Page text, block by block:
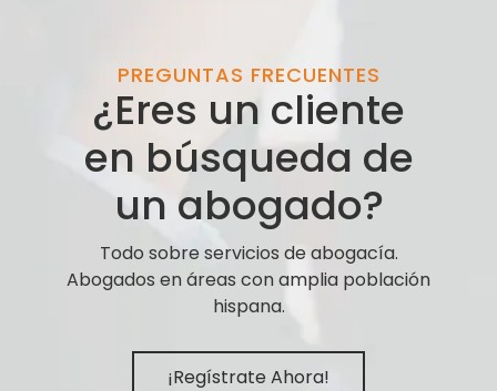
PREGUNTAS FRECUENTES
¿Eres un cliente
en búsqueda de
un abogado?
Todo sobre servicios de abogacía.
Abogados en áreas con amplia población
hispana.
¡Regístrate Ahora!